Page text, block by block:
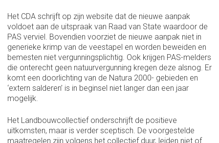
Het CDA schrijft op zijn website dat de nieuwe aanpak
voldoet aan de uitspraak van Raad van State waardoor de
PAS verviel. Bovendien voorziet de nieuwe aanpak niet in
generieke krimp van de veestapel en worden beweiden en
bemesten niet vergunningsplichtig. Ook krijgen PAS-melders
die onterecht geen natuurvergunning kregen deze alsnog. Er
komt een doorlichting van de Natura 2000- gebieden en
‘extern salderen’ is in beginsel niet langer dan een jaar
mogelijk.
Het Landbouwcollectief onderschrijft de positieve
uitkomsten, maar is verder sceptisch. De voorgestelde
maatregelen zijn volgens het collectief duur, leiden niet of